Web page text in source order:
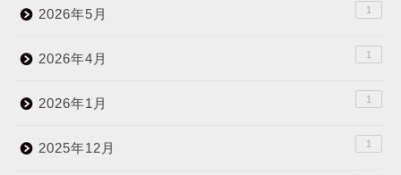
2026年5月 1
2026年4月 1
2026年1月 1
2025年12月 1